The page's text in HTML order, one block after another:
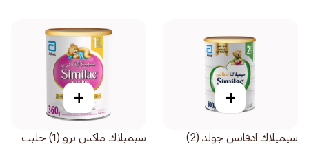
+
سيميلاك ادفانس جولد (2)
+
سيميلاك ماكس برو (1) حليب